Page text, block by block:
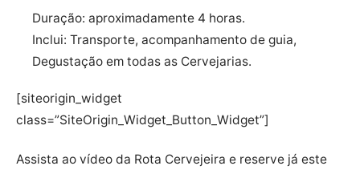
Duração: aproximadamente 4 horas.
Inclui: Transporte, acompanhamento de guia,
Degustação em todas as Cervejarias.
[siteorigin_widget
class=”SiteOrigin_Widget_Button_Widget”]
Assista ao vídeo da Rota Cervejeira e reserve já este